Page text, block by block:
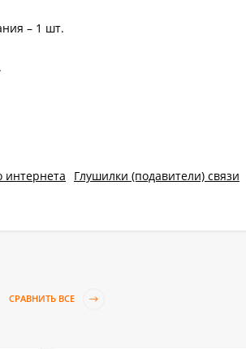
– 1 шт.
интернета Глушилки (подавители) связи
СРАВНИТЬ ВСЕ